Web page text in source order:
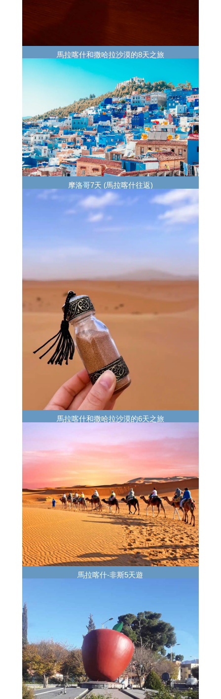
馬拉喀什和撒哈拉沙漠的8天之旅
摩洛哥7天 (馬拉喀什往返)
馬拉喀什和撒哈拉沙漠的6天之旅
馬拉喀什-非斯5天遊